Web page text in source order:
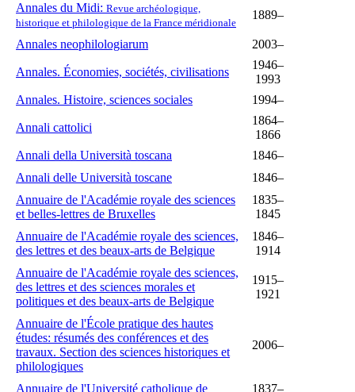
Annales du Midi: Revue archéologique,
historique et philologique de la France méridionale
1889–
Annales neophilologiarum 2003–
Annales. Économies, sociétés, civilisations
1946–
1993
Annales. Histoire, sciences sociales
1994–
Annali cattolici
1864–
1866
Annali della Università toscana
1846–
Annali delle Università toscane
1846–
Annuaire de l'Académie royale des sciences
et belles-lettres de Bruxelles
1835–
1845
Annuaire de l'Académie royale des sciences,
des lettres et des beaux-arts de Belgique
1846–
1914
Annuaire de l'Académie royale des sciences,
des lettres et des sciences morales et
politiques et des beaux-arts de Belgique
1915–
1921
Annuaire de l'École pratique des hautes
études: résumés des conférences et des
travaux. Section des sciences historiques et
philologiques
2006–
Annuaire de l'Université catholique de
1837–